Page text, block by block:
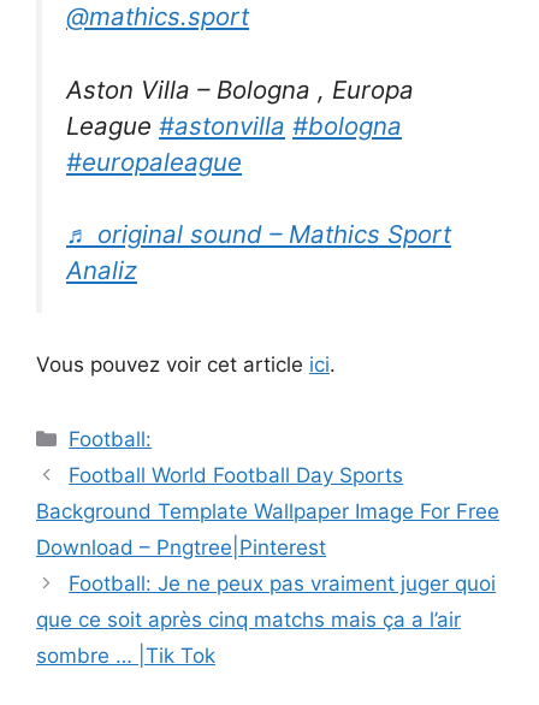
@mathics.sport
Aston Villa – Bologna , Europa
League #astonvilla #bologna
#europaleague
♬ original sound – Mathics Sport
Analiz
Vous pouvez voir cet article ici.
Catégories
Football:
Navigation
des
articles
Football World Football Day Sports
Background Template Wallpaper Image For Free
Download – Pngtree|Pinterest
Football: Je ne peux pas vraiment juger quoi
que ce soit après cinq matchs mais ça a l’air
sombre … |Tik Tok